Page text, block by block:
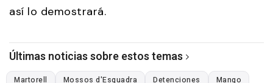
así lo demostrará.
Últimas noticias sobre estos temas
Martorell Mossos d'Esquadra Detenciones Mango